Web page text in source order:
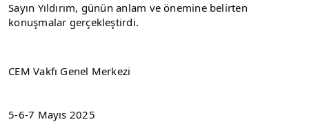
Sayın Yıldırım, günün anlam ve önemine belirten
konuşmalar gerçekleştirdi.
CEM Vakfı Genel Merkezi
5-6-7 Mayıs 2025